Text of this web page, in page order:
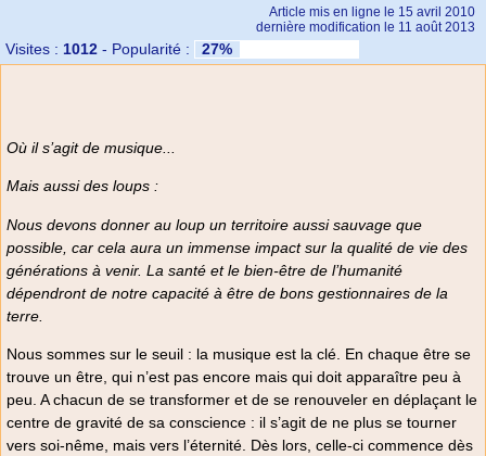
Article mis en ligne le 15 avril 2010
dernière modification le 11 août 2013
Visites : 1012 - Popularité : 27%
Où il s’agit de musique...
Mais aussi des loups :
Nous devons donner au loup un territoire aussi sauvage que
possible, car cela aura un immense impact sur la qualité de vie des
générations à venir. La santé et le bien-être de l’humanité
dépendront de notre capacité à être de bons gestionnaires de la
terre.
Nous sommes sur le seuil : la musique est la clé. En chaque être se
trouve un être, qui n’est pas encore mais qui doit apparaître peu à
peu. A chacun de se transformer et de se renouveler en déplaçant le
centre de gravité de sa conscience : il s’agit de ne plus se tourner
vers soi-nême, mais vers l’éternité. Dès lors, celle-ci commence dès